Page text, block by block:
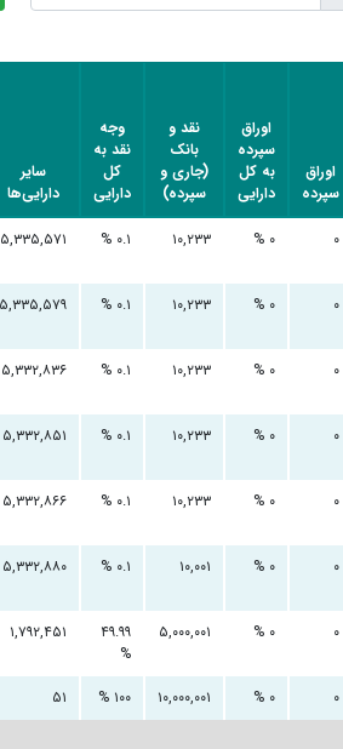
اوراق
سپرده
اوراق
سپرده
به کل
دارایی
نقد و
بانک
(جاری و
سپرده)
وجه
نقد به
کل
دارایی
سایر
دارایی‌ها
۰ ۰ % ۱۰,۲۳۳ ۰.۱ % ۵,۳۳۵,۵۷۱
۰ ۰ % ۱۰,۲۳۳ ۰.۱ % ۵,۳۳۵,۵۷۹
۰ ۰ % ۱۰,۲۳۳ ۰.۱ % ۵,۳۳۲,۸۳۶
۰ ۰ % ۱۰,۲۳۳ ۰.۱ % ۵,۳۳۲,۸۵۱
۰ ۰ % ۱۰,۲۳۳ ۰.۱ % ۵,۳۳۲,۸۶۶
۰ ۰ % ۱۰,۰۰۱ ۰.۱ % ۵,۳۳۲,۸۸۰
۰ ۰ % ۵,۰۰۰,۰۰۱
۴۹.۹۹
%
۱,۷۹۲,۴۵۱
۰ ۰ % ۱۰,۰۰۰,۰۰۱ ۱۰۰ % ۵۱